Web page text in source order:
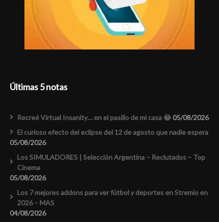
Últimas 5 notas
Recreé Virtual Insanity… en el pasillo de mi casa 😂05/08/2026
El curioso efecto del eclipse del 12 de agosto que nadie espera
05/08/2026
Los SIMULADORES | Selección Argentina – Reclutados – Top
Cinema
05/08/2026
Los 7 mejores addons para ver fútbol y deportes en Stremio en
2026 – MAS
04/08/2026